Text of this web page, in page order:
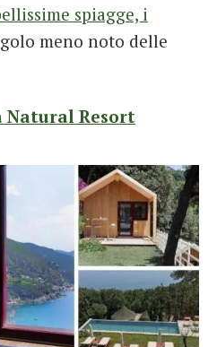
spiagge, i
meno noto delle
Natural Resort